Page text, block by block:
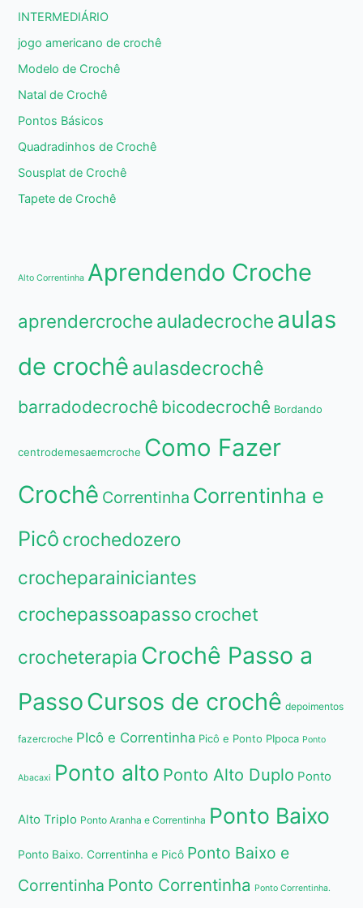
INTERMEDIÁRIO
jogo americano de crochê
Modelo de Crochê
Natal de Crochê
Pontos Básicos
Quadradinhos de Crochê
Sousplat de Crochê
Tapete de Crochê
Alto Correntinha Aprendendo Croche
aprendercroche auladecroche aulas
de crochê aulasdecrochê
barradodecrochê bicodecrochê Bordando
centrodemesaemcroche Como Fazer
Crochê Correntinha Correntinha e
Picô crochedozero
crocheparainiciantes
crochepassoapassocrochet
crocheterapia Crochê Passo a
PassoCursos de crochê depoimentos
fazercroche PIcô e Correntinha Picô e Ponto PIpoca Ponto
Abacaxi Ponto alto Ponto Alto Duplo Ponto
Alto Triplo Ponto Aranha e Correntinha Ponto Baixo
Ponto Baixo. Correntinha e Picô Ponto Baixo e
Correntinha Ponto Correntinha Ponto Correntinha.